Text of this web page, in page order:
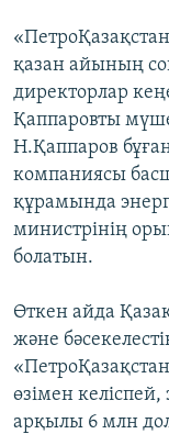
қазан айының
директорлар
Қаппаровты
Н.Қаппаров
компаниясы
құрамында
министрінің
болатын.
Өткен айда
және
өзімен
арқылы 6 млн